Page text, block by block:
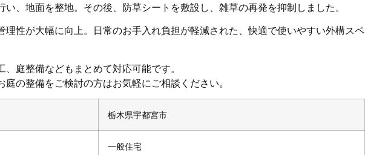
、地面を整地。その後、防草シートを敷設し、雑草の再発を抑制しました。
性が大幅に向上。日常のお手入れ負担が軽減された、快適で使いやすい外構スペ
庭整備などもまとめて対応可能です。
の整備をご検討の方はお気軽にご相談ください。
栃木県宇都宮市
一般住宅